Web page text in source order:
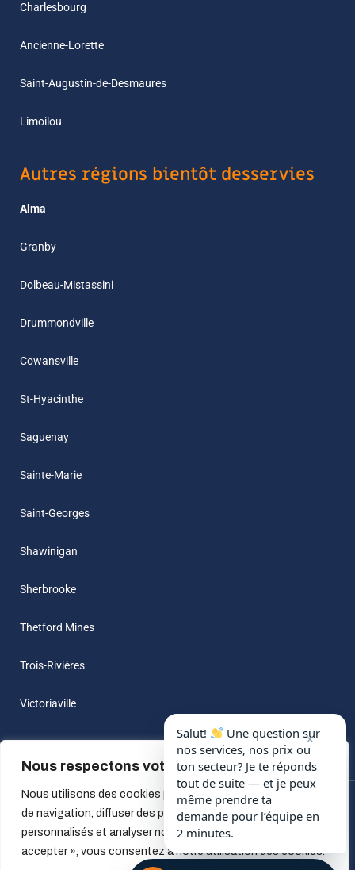
Nous respectons votre vie privée.
Nous utilisons des cookies pour améliorer votre expérience
de navigation, diffuser des publicités ou des contenus
personnalisés et analyser notre trafic. En cliquant sur « Tout
accepter », vous consentez à notre utilisation des cookies.
Charlesbourg
Ancienne-Lorette
Saint-Augustin-de-Desmaures
Limoilou
Autres régions bientôt desservies
Alma
Granby
Dolbeau-Mistassini
Drummondville
Cowansville
St-Hyacinthe
Saguenay
Sainte-Marie
Saint-Georges
Shawinigan
Sherbrooke
Thetford Mines
Trois-Rivières
Victoriaville
© 2022 All Rights Reserved by Beau-Frere A Louer
| Design by
makhjan
×
Salut!
Une question sur
nos services, nos prix ou
ton secteur? Je te réponds
tout de suite — et je peux
même prendre ta
demande pour l’équipe en
2 minutes.